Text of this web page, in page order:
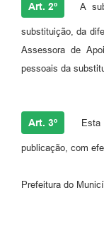
Art. 2º A
substituição, da
Assessora de
pessoais da
Art. 3º Esta
publicação, com
Prefeitura do